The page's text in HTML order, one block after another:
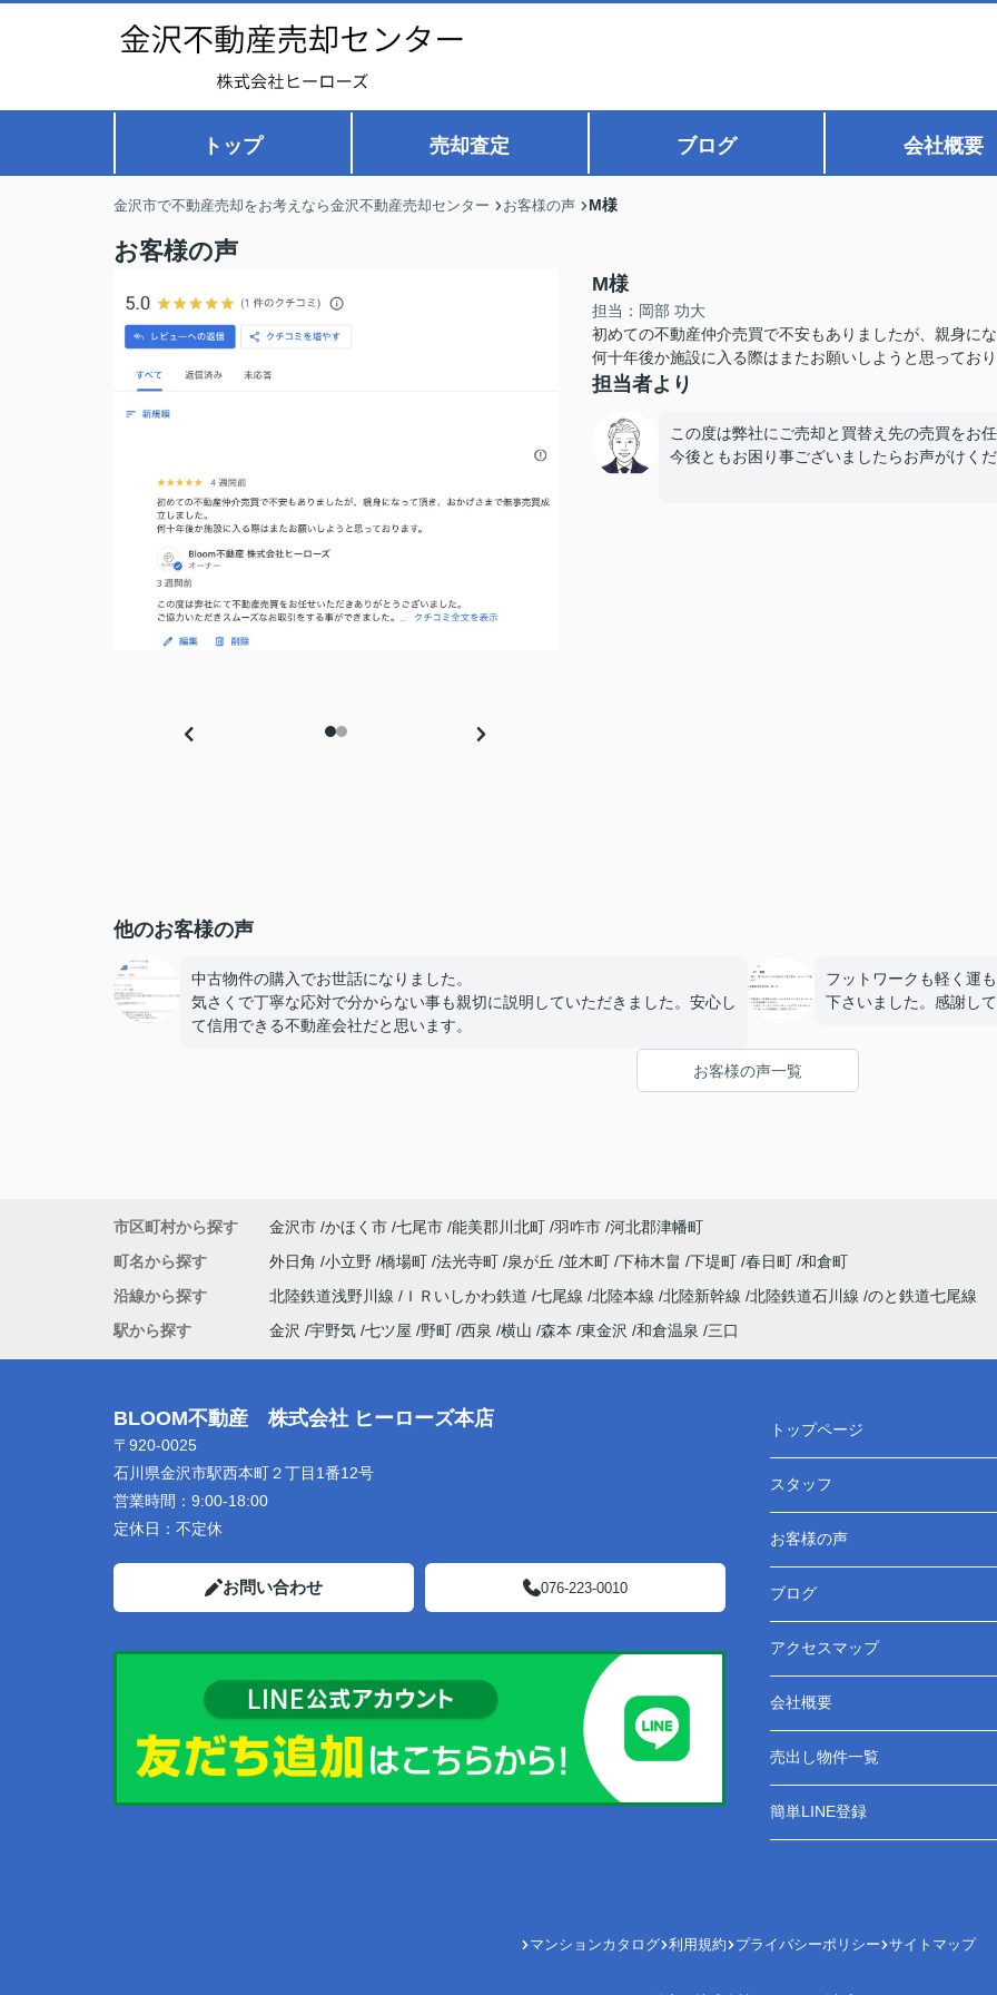
トップ 売却査定 ブログ 会社概要
金沢市で不動産売却をお考えなら金沢不動産売却センター お客様の声 M様
お客様の声
M様
担当：岡部 功大
初めての不動産仲介売買で不安もありましたが、親身に
何十年後か施設に入る際はまたお願いしようと思ってお
担当者より
この度は弊社にご売却と買替え先の売買をお
今後ともお困り事ございましたらお声がけく
他のお客様の声
中古物件の購入でお世話になりました。
気さくで丁寧な応対で分からない事も親切に説明していただきました。安心し
て信用できる不動産会社だと思います。
フットワークも軽く運
下さいました。感謝し
お客様の声一覧
市区町村から探す 金沢市 かほく市 七尾市 能美郡川北町 羽咋市 河北郡津幡町
町名から探す
外日角 小立野 橋場町 法光寺町 泉が丘 並木町 下柿木畠 下堤町 春日町 和倉町
沿線から探す
北陸鉄道浅野川線 ＩＲいしかわ鉄道 七尾線 北陸本線 北陸新幹線 北陸鉄道石川線 のと鉄道七尾線
駅から探す
金沢 宇野気 七ツ屋 野町 西泉 横山 森本 東金沢 和倉温泉 三口
BLOOM不動産 株式会社 ヒーローズ本店
〒920-0025
石川県金沢市駅西本町２丁目1番12号
営業時間： 9:00-18:00
定休日： 不定休
お問い合わせ 076-223-0010
トップページ
スタッフ
お客様の声
ブログ
アクセスマップ
会社概要
売出し物件一覧
簡単LINE登録
マンションカタログ 利用規約 プライバシーポリシー サイトマップ